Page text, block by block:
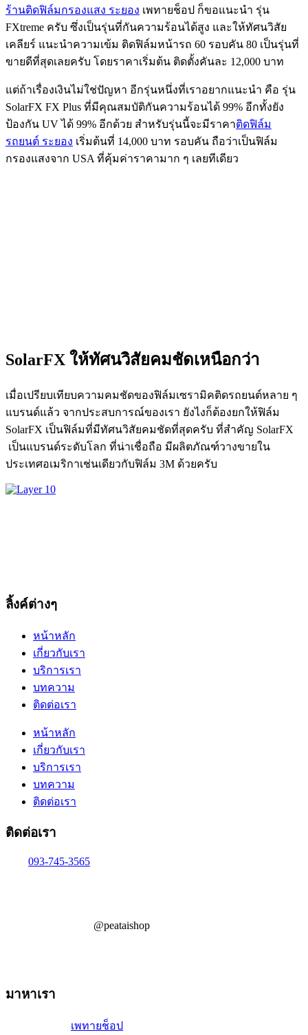
ร้านติดฟิล์มกรองแสง ระยอง เพทายช็อป ก็ขอแนะนำ รุ่น
FXtreme ครับ ซึ่งเป็นรุ่นที่กันความร้อนได้สูง และให้ทัศนวิสัย
เคลียร์ แนะนำความเข้ม ติดฟิล์มหน้ารถ 60 รอบคัน 80 เป็นรุ่นที่
ขายดีที่สุดเลยครับ โดยราคาเริ่มต้น ติดตั้งคันละ 12,000 บาท
แต่ถ้าเรื่องเงินไม่ใช่ปัญหา อีกรุ่นหนึ่งที่เราอยากแนะนำ คือ รุ่น
SolarFX FX Plus ที่มีคุณสมบัติกันความร้อนได้ 99% อีกทั้งยัง
ป้องกัน UV ได้ 99% อีกด้วย สำหรับรุ่นนี้จะมีราคาติดฟิล์ม
รถยนต์ ระยอง เริ่มต้นที่ 14,000 บาท รอบคัน ถือว่าเป็นฟิล์ม
กรองแสงจาก USA ที่คุ้มค่าราคามาก ๆ เลยทีเดียว
SolarFX ให้ทัศนวิสัยคมชัดเหนือกว่า
เมื่อเปรียบเทียบความคมชัดของฟิล์มเซรามิคติดรถยนต์หลาย ๆ
แบรนด์แล้ว จากประสบการณ์ของเรา ยังไงก็ต้องยกให้ฟิล์ม
SolarFX เป็นฟิล์มที่มีทัศนวิสัยคมชัดที่สุดครับ ที่สำคัญ SolarFX
เป็นแบรนด์ระดับโลก ที่น่าเชื่อถือ มีผลิตภัณฑ์วางขายใน
ประเทศอเมริกาเช่นเดียวกับฟิล์ม 3M ด้วยครับ
ลิ้งค์ต่างๆ
หน้าหลัก
เกี่ยวกับเรา
บริการเรา
บทความ
ติดต่อเรา
หน้าหลัก
เกี่ยวกับเรา
บริการเรา
บทความ
ติดต่อเรา
ติดต่อเรา
093-745-3565
@peataishop
มาหาเรา
เพทายช็อป